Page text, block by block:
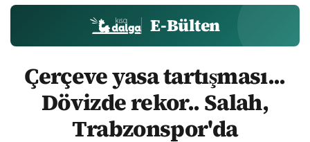
E-Bülten
Çerçeve yasa tartışması...
Dövizde rekor.. Salah,
Trabzonspor'da